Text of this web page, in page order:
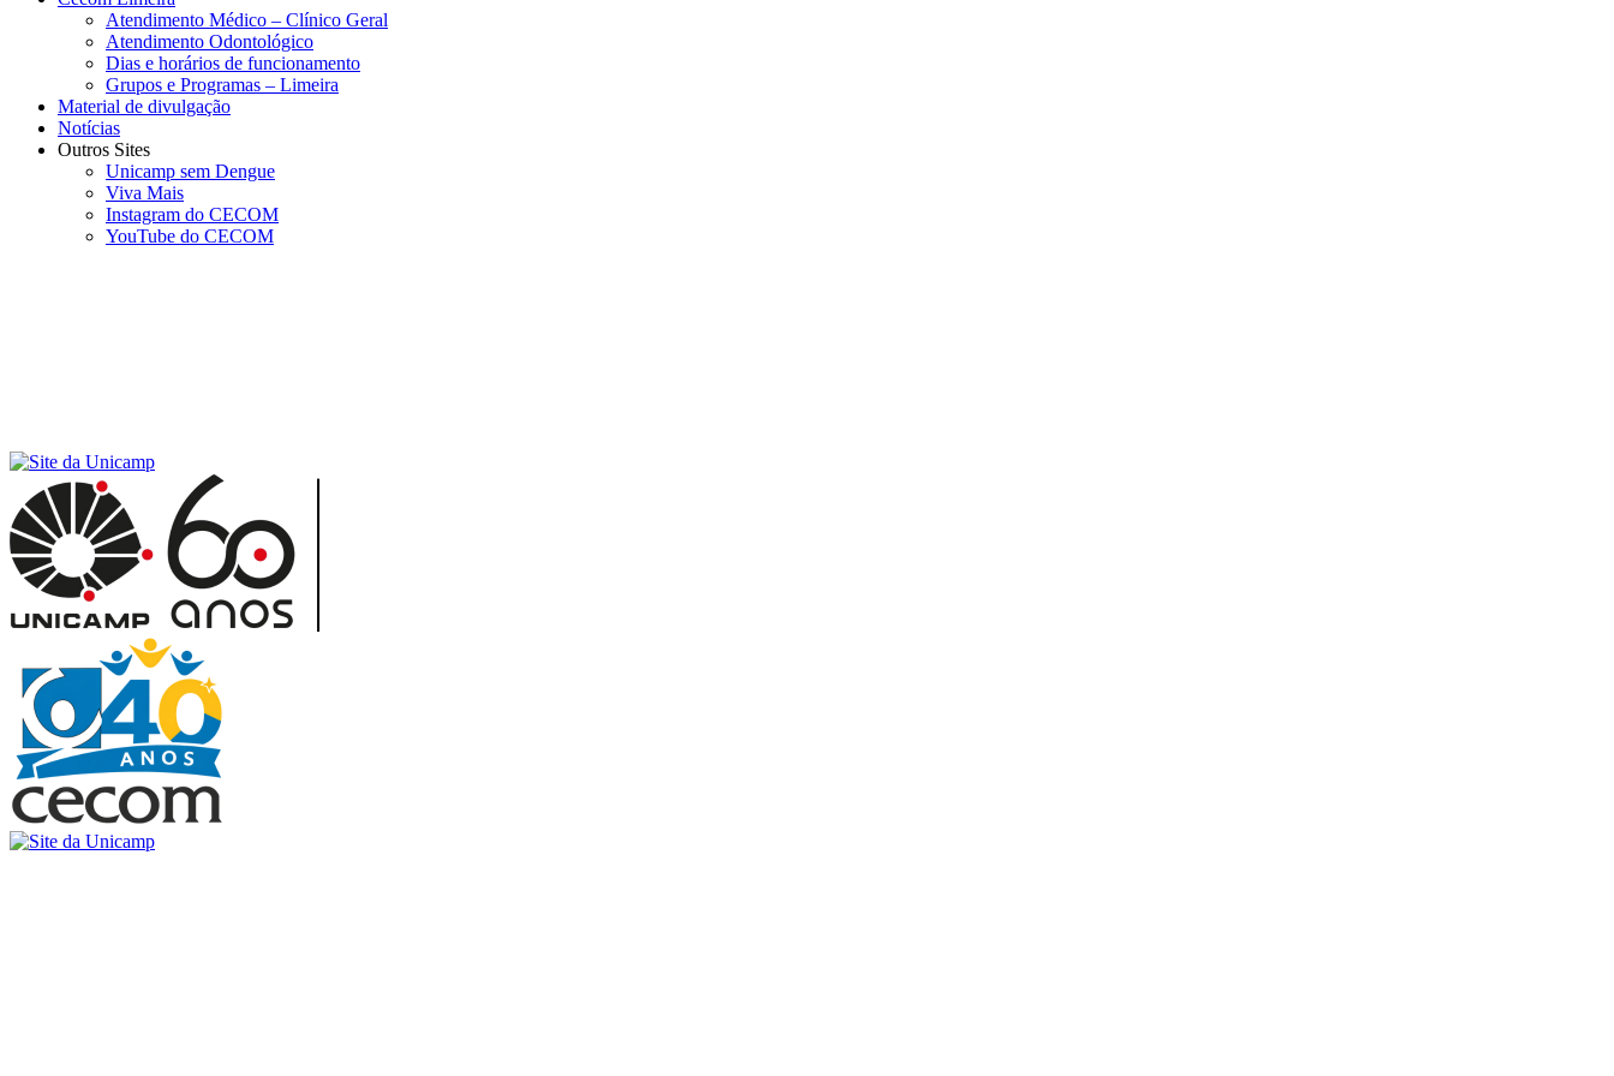
Atendimento Médico – Clínico Geral
Atendimento Odontológico
Dias e horários de funcionamento
Grupos e Programas – Limeira
Material de divulgação
Notícias
Outros Sites
Unicamp sem Dengue
Viva Mais
Instagram do CECOM
YouTube do CECOM